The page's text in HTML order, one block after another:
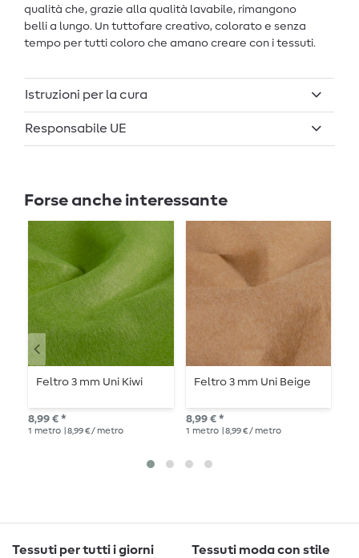
qualità che, grazie alla qualità lavabile, rimangono
belli a lungo. Un tuttofare creativo, colorato e senza
tempo per tutti coloro che amano creare con i tessuti.
Istruzioni per la cura
Responsabile UE
Forse anche interessante
Feltro 3 mm Uni Kiwi
8,99 € *
1 metro | 8,99 € / metro
Feltro 3 mm Uni Beige
8,99 € *
1 metro | 8,99 € / metro
Tessuti per tutti i giorni Tessuti moda con stile